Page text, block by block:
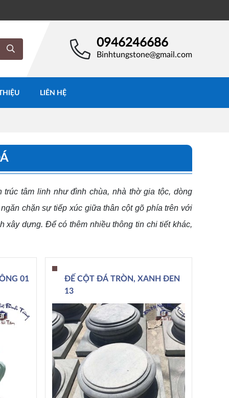
0946246686
Binhtungstone@gmail.com
LIÊN HỆ
tâm linh như đình chùa, nhà thờ gia tộc, dòng
chặn sự tiếp xúc giữa thân cột gõ phía trên với
xây dựng. Để có thêm nhiều thông tin chi tiết khác,
01
ĐẾ CỘT ĐÁ TRÒN, XANH ĐEN
13